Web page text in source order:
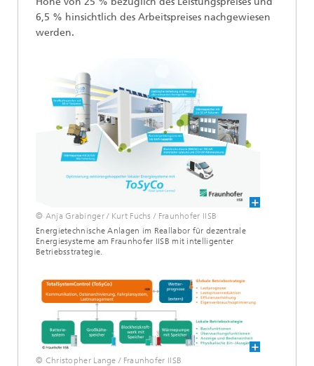
6,5 % hinsichtlich des Arbeitspreises nachgewiesen
werden.
© Anja Grabinger / Kurt Fuchs / Fraunhofer IISB
Energietechnische Anlagen im Reallabor für dezentrale
Energiesysteme am Fraunhofer IISB mit intelligenter
Betriebsstrategie.
© Christopher Lange / Fraunhofer IISB